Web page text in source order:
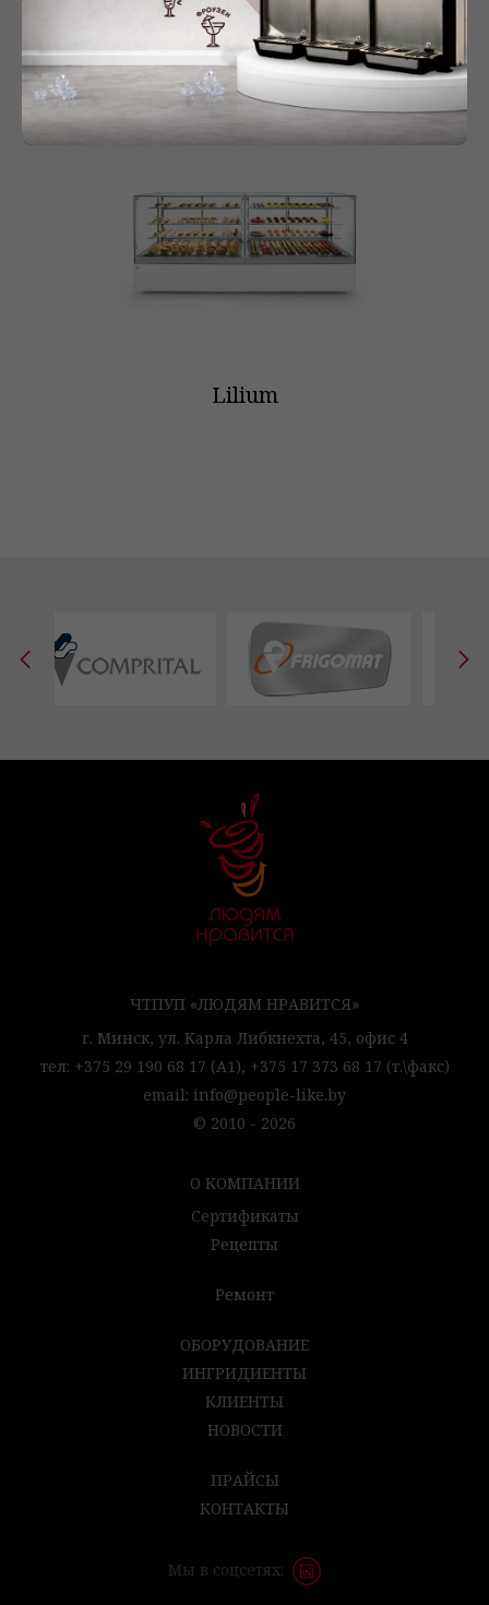
BISTRO
Lilium
ЧТПУП «ЛЮДЯМ НРАВИТСЯ»
г. Минск, ул. Карла Либкнехта, 45, офис 4
тел: +375 29 190 68 17 (А1), +375 17 373 68 17 (т.\факс)
email: info@people-like.by
© 2010 - 2026
О КОМПАНИИ
Сертификаты
Рецепты
Ремонт
ОБОРУДОВАНИЕ
ИНГРИДИЕНТЫ
КЛИЕНТЫ
НОВОСТИ
ПРАЙСЫ
КОНТАКТЫ
Мы в соцсетях: